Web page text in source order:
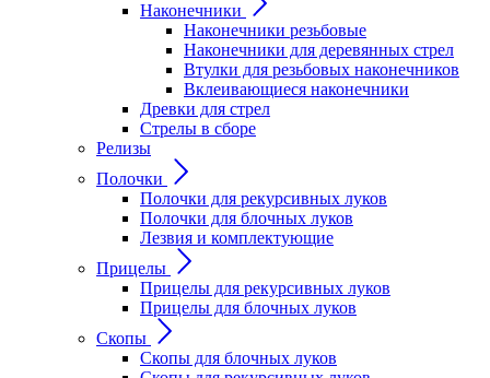
Наконечники
Наконечники резьбовые
Наконечники для деревянных стрел
Втулки для резьбовых наконечников
Вклеивающиеся наконечники
Древки для стрел
Стрелы в сборе
Релизы
Полочки
Полочки для рекурсивных луков
Полочки для блочных луков
Лезвия и комплектующие
Прицелы
Прицелы для рекурсивных луков
Прицелы для блочных луков
Скопы
Скопы для блочных луков